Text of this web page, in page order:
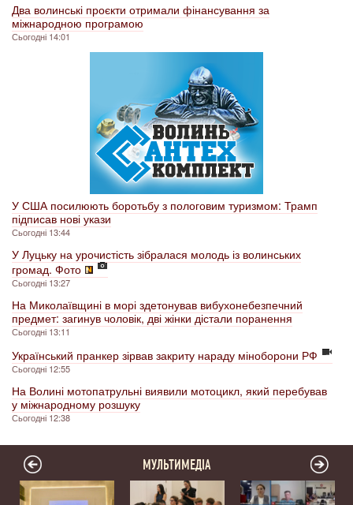
Два волинські проєкти отримали фінансування за
міжнародною програмою
Сьогодні 14:01
У США посилюють боротьбу з пологовим туризмом: Трамп
підписав нові укази
Сьогодні 13:44
У Луцьку на урочистість зібралася молодь із волинських
громад. Фото
Сьогодні 13:27
На Миколаївщині в морі здетонував вибухонебезпечний
предмет: загинув чоловік, дві жінки дістали поранення
Сьогодні 13:11
Український пранкер зірвав закриту нараду міноборони РФ
Сьогодні 12:55
На Волині мотопатрульні виявили мотоцикл, який перебував
у міжнародному розшуку
Сьогодні 12:38
МУЛЬТИМЕДІА